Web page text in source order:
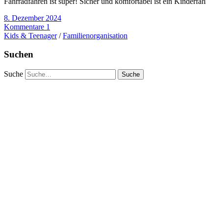
8. Dezember 2024
Kommentare 1
Kids & Teenager/Familienorganisation
Suchen
Suche